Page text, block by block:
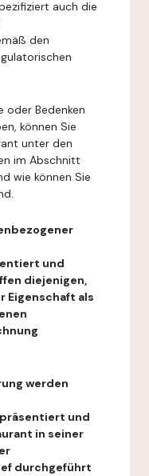
auch die
den
oder Bedenken
können Sie
unter den
im Abschnitt
wie können Sie
und
diejenigen,
Eigenschaft als
werden
und
in seiner
durchgeführt